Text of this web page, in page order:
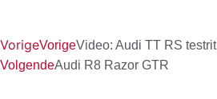
VorigeVorigeVideo: Audi TT RS testrit
VolgendeAudi R8 Razor GTR